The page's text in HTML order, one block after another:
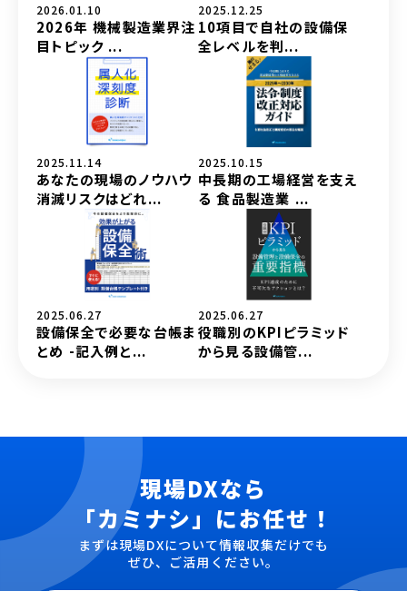
2026.01.10
2026年 機械製造業界注
目トピック ...
2025.12.25
10項目で自社の設備保
全レベルを判...
2025.11.14
あなたの現場のノウハウ
消滅リスクはどれ...
2025.10.15
中長期の工場経営を支え
る 食品製造業 ...
2025.06.27
設備保全で必要な台帳ま
とめ -記入例と...
2025.06.27
役職別のKPIピラミッド
から見る設備管...
現場DXなら
「カミナシ」にお任せ！
まずは現場DXについて情報収集だけでも
ぜひ、ご活用ください。